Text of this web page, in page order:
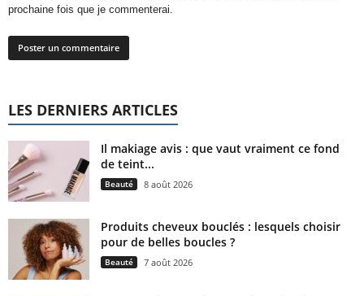
prochaine fois que je commenterai.
LES DERNIERS ARTICLES
Il makiage avis : que vaut vraiment ce fond
de teint...
Beauté 8 août 2026
Produits cheveux bouclés : lesquels choisir
pour de belles boucles ?
Beauté 7 août 2026